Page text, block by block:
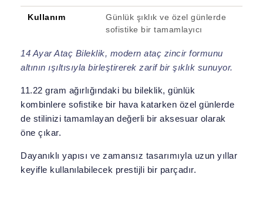
Kullanım
Günlük şıklık ve özel günlerde
sofistike bir tamamlayıcı
14 Ayar Ataç Bileklik, modern ataç zincir formunu
altının ışıltısıyla birleştirerek zarif bir şıklık sunuyor.
11.22 gram ağırlığındaki bu bileklik, günlük
kombinlere sofistike bir hava katarken özel günlerde
de stilinizi tamamlayan değerli bir aksesuar olarak
öne çıkar.
Dayanıklı yapısı ve zamansız tasarımıyla uzun yıllar
keyifle kullanılabilecek prestijli bir parçadır.